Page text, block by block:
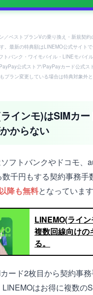
／ベストプランVの乗り換え・新規契
。最新の特典額はLINEMO公式サイトで
トバンク・ワイモバイル・LINEモバイ
公式ストア/PayPayカード公式ス
プラン変更している場合は特典対象外と
インモ)はSIMカ
からない
フトバンクやドコモ、
千円もする契約事務手
降も無料となっています
LINEMO(ライ
複数回線向けの
る。
ード2枚目から契約事
LINEMOはお得に複数の